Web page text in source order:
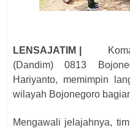
LENSAJATIM |
(Dandim) 0813
Hariyanto, memimpin
wilayah Bojonegoro
Mengawali jelajahnya,